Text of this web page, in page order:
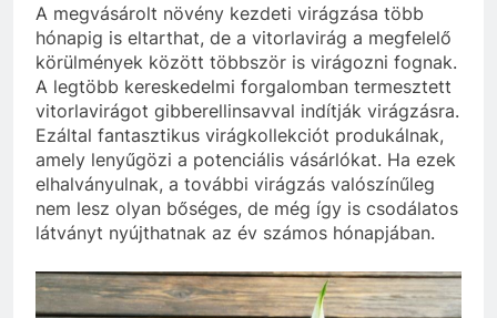
A megvásárolt növény kezdeti virágzása több
hónapig is eltarthat, de a vitorlavirág a megfelelő
körülmények között többször is virágozni fognak.
A legtöbb kereskedelmi forgalomban termesztett
vitorlavirágot gibberellinsavval indítják virágzásra.
Ezáltal fantasztikus virágkollekciót produkálnak,
amely lenyűgözi a potenciális vásárlókat. Ha ezek
elhalványulnak, a további virágzás valószínűleg
nem lesz olyan bőséges, de még így is csodálatos
látványt nyújthatnak az év számos hónapjában.